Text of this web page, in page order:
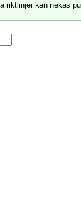
riktlinjer kan nekas